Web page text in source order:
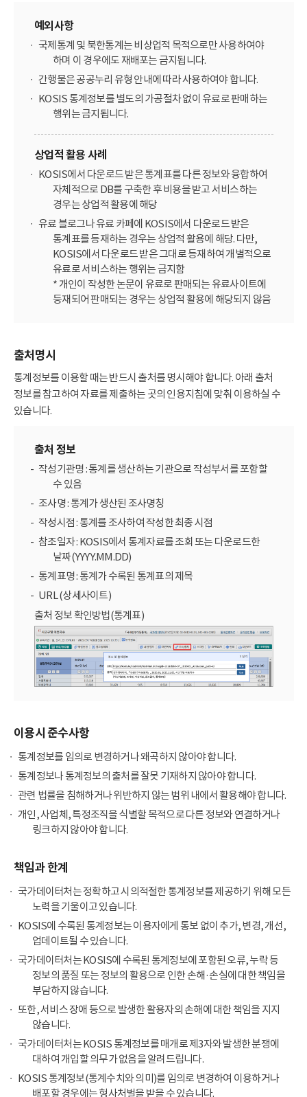
예외사항
국제통계 및 북한통계는 비상업적 목적으로만 사용하여야
하며 이 경우에도 재배포는 금지됩니다.
간행물은 공공누리 유형 안내에 따라 사용하여야 합니다.
KOSIS 통계정보를 별도의 가공절차 없이 유료로 판매하는
행위는 금지됩니다.
상업적 활용 사례
KOSIS에서 다운로드 받은 통계표를 다른 정보와 융합하여
자체적으로 DB를 구축한 후 비용을 받고 서비스하는
경우는 상업적 활용에 해당
유료 블로그나 유료 카페에 KOSIS에서 다운로드 받은
통계표를 등재하는 경우는 상업적 활용에 해당. 다만,
KOSIS에서 다운로드 받은 그대로 등재하여 개별적으로
유료로 서비스하는 행위는 금지함
* 개인이 작성한 논문이 유료로 판매되는 유료사이트에
등재되어 판매되는 경우는 상업적 활용에 해당되지 않음
출처명시
통계정보를 이용할 때는 반드시 출처를 명시해야 합니다. 아래 출처
정보를 참고하여 자료를 제출하는 곳의 인용지침에 맞춰 이용하실 수
있습니다.
출처 정보
작성기관명 : 통계를 생산하는 기관으로 작성부서를 포함할
수 있음
조사명 : 통계가 생산된 조사명칭
작성시점 : 통계를 조사하여 작성한 최종 시점
참조일자 : KOSIS에서 통계자료를 조회 또는 다운로드한
날짜(YYYY.MM.DD)
통계표명 : 통계가 수록된 통계표의 제목
URL (상세사이트)
출처 정보 확인방법(통계표)
이용시 준수사항
통계정보를 임의로 변경하거나 왜곡하지 않아야 합니다.
통계정보나 통계정보의 출처를 잘못 기재하지 않아야 합니다.
관련 법률을 침해하거나 위반하지 않는 범위 내에서 활용해야 합니다.
개인, 사업체, 특정조직을 식별할 목적으로 다른 정보와 연결하거나
링크하지 않아야 합니다.
책임과 한계
국가데이터처는 정확하고 시의적절한 통계정보를 제공하기 위해 모든
노력을 기울이고 있습니다.
KOSIS에 수록된 통계정보는 이용자에게 통보 없이 추가, 변경, 개선,
업데이트될 수 있습니다.
국가데이터처는 KOSIS에 수록된 통계정보에 포함된 오류, 누락 등
정보의 품질 또는 정보의 활용으로 인한 손해·손실에 대한 책임을
부담하지 않습니다.
또한, 서비스 장애 등으로 발생한 활용자의 손해에 대한 책임을 지지
않습니다.
국가데이터처는 KOSIS 통계정보를 매개로 제3자와 발생한 분쟁에
대하여 개입할 의무가 없음을 알려드립니다.
KOSIS 통계정보(통계수치와 의미)를 임의로 변경하여 이용하거나
배포할 경우에는 형사처벌을 받을 수 있습니다.